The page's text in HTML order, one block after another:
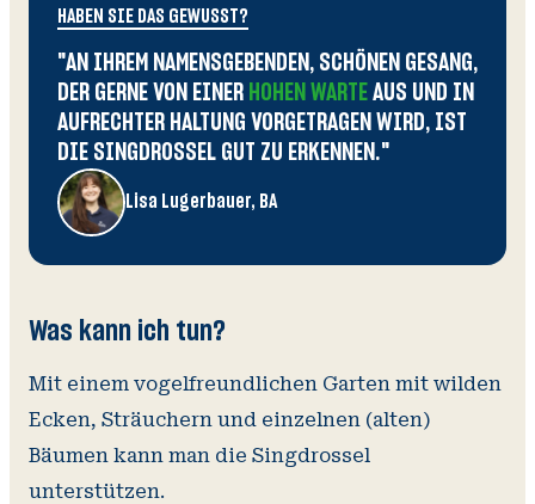
HABEN SIE DAS GEWUSST?
"AN IHREM NAMENSGEBENDEN, SCHÖNEN GESANG,
DER GERNE VON EINER HOHEN WARTE AUS UND IN
AUFRECHTER HALTUNG VORGETRAGEN WIRD, IST
DIE SINGDROSSEL GUT ZU ERKENNEN."
Lisa Lugerbauer, BA
Was kann ich tun?
Mit einem vogelfreundlichen Garten mit wilden
Ecken, Sträuchern und einzelnen (alten)
Bäumen kann man die Singdrossel
unterstützen.